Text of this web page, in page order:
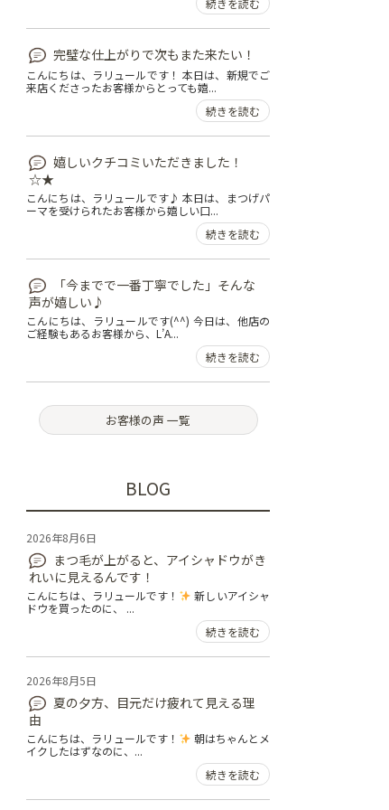
完璧な仕上がりで次もまた来たい！
こんにちは、ラリュールです！ 本日は、新規でご
来店くださったお客様からとっても嬉...
続きを読む
嬉しいクチコミいただきました！
☆★
こんにちは、ラリュールです♪ 本日は、まつげパ
ーマを受けられたお客様から嬉しい口...
続きを読む
「今までで一番丁寧でした」そんな
声が嬉しい♪
こんにちは、ラリュールです(^^) 今日は、他店の
ご経験もあるお客様から、L’A...
続きを読む
お客様の声 一覧
BLOG
2026年8月6日
まつ毛が上がると、アイシャドウがき
れいに見えるんです！
こんにちは、ラリュールです！
新しいアイシャ
ドウを買ったのに、 ...
続きを読む
2026年8月5日
夏の夕方、目元だけ疲れて見える理
由
こんにちは、ラリュールです！
朝はちゃんとメ
イクしたはずなのに、...
続きを読む